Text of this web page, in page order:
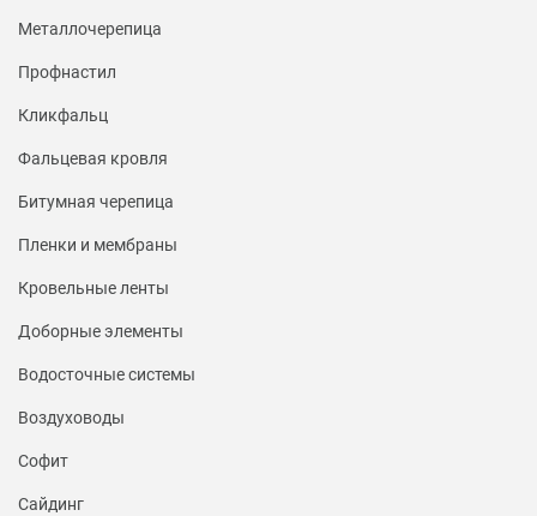
Металлочерепица
Профнастил
Кликфальц
Фальцевая кровля
Битумная черепица
Пленки и мембраны
Кровельные ленты
Доборные элементы
Водосточные системы
Воздуховоды
Софит
Сайдинг